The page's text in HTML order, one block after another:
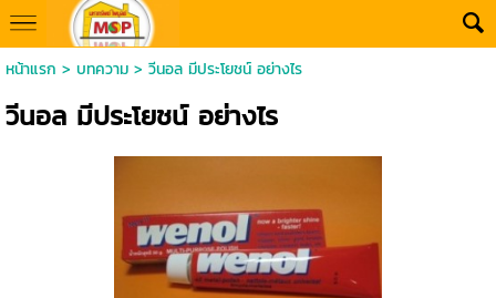
หน้าแรก > บทความ> วีนอล มีประโยชน์ อย่างไร
วีนอล มีประโยชน์ อย่างไร